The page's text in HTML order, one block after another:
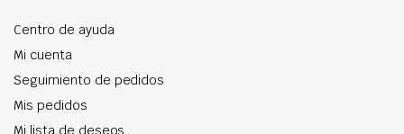
Centro de ayuda
Mi cuenta
Seguimiento de pedidos
Mis pedidos
Mi lista de deseos